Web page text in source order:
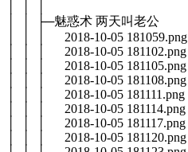
│ │ ├─魅惑术 两天叫老公
│ │ │ 2018-10-05 181059.png
│ │ │ 2018-10-05 181102.png
│ │ │ 2018-10-05 181105.png
│ │ │ 2018-10-05 181108.png
│ │ │ 2018-10-05 181111.png
│ │ │ 2018-10-05 181114.png
│ │ │ 2018-10-05 181117.png
│ │ │ 2018-10-05 181120.png